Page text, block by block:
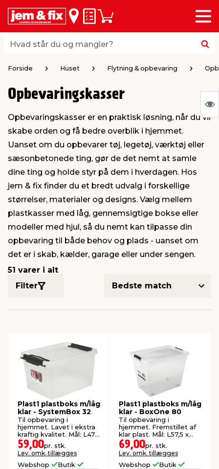
Hvad står du og mangler?
Hvad står du og mangler?
Huskeseddel
Indkøbskurv
Menu
loft & vægge
vinduer
brædder
& stilladser
& ukrudt
& varme
& ophæng
& opbevaring
& persienner
& sikkerhed
& armatur
& ventilation
kloak
fittings
Home
data & TV
& kemikalier
& fugemasse
af værktøj
maskiner
& spande
underholdning
udendørs spa
& fritid
Forside Huset Flytning & opbevaring
Opbevaringskasser
Opbevaringskasser er en praktisk løsning, når du vil
skabe orden og få bedre overblik i hjemmet.
Uanset om du opbevarer tøj, legetøj, værktøj eller
sæsonbetonede ting, gør de det nemt at samle
dine ting og holde styr på dem i hverdagen. Hos
jem & fix finder du et bredt udvalg i forskellige
størrelser, materialer og designs. Vælg mellem
plastkasser med låg, gennemsigtige bokse eller
modeller med hjul, så du nemt kan tilpasse din
opbevaring til både behov og plads - uanset om
det er i skab, kælder, garage eller under sengen.
51 varer i alt
Filter
Plast1 plastboks m/låg
klar - SystemBox 32
Til opbevaring i
hjemmet. Lavet i ekstra
kraftig kvalitet. Mål: L47 x
B34 x H27 cm.
59,00pr. stk.
Lev. omk. tillægges
Webshop Butik
Plast1 plastboks m/låg
klar - BoxOne 80
Til opbevaring i
hjemmet. Fremstillet af
klar plast. Mål: L57,5 x
B39,5 x H43 cm.
69,00pr. stk.
Lev. omk. tillægges
Webshop Butik